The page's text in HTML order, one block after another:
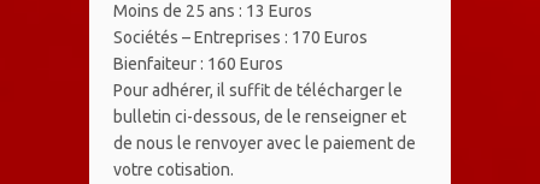
Moins de 25 ans : 13 Euros
Sociétés – Entreprises : 170 Euros
Bienfaiteur : 160 Euros
Pour adhérer, il suffit de télécharger le
bulletin ci-dessous, de le renseigner et
de nous le renvoyer avec le paiement de
votre cotisation.